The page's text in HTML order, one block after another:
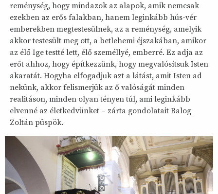
reménység, hogy mindazok az alapok, amik nemcsak
ezekben az erős falakban, hanem leginkább hús-vér
emberekben megtestesülnek, az a reménység, amelyik
akkor testesült meg ott, a betlehemi éjszakában, amikor
az élő Ige testté lett, élő személlyé, emberré. Ez adja az
erőt ahhoz, hogy építkezzünk, hogy megvalósítsuk Isten
akaratát. Hogyha elfogadjuk azt a látást, amit Isten ad
nekünk, akkor felismerjük az ő valóságát minden
realitáson, minden olyan tényen túl, ami leginkább
elvenné az életkedvünket – zárta gondolatait Balog
Zoltán püspök.